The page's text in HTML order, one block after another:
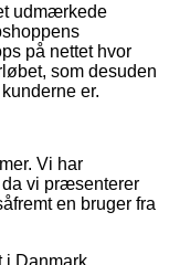
udmærkede
på nettet hvor
som desuden
er.
Vi har
vi præsenterer
en bruger fra
i Danmark